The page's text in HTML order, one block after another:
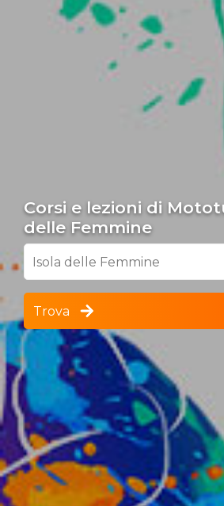
Corsi e lezioni di
delle Femmine
Isola delle Femmine
Trova